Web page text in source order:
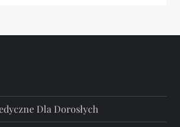
Dla Dorosłych